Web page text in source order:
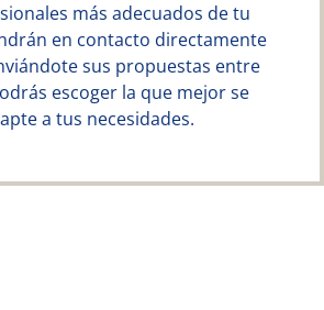
más adecuados de tu
en contacto directamente
sus propuestas entre
escoger la que mejor se
a tus necesidades.